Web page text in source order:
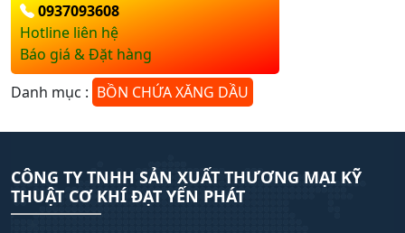
0937093608
Hotline liên hệ
Báo giá & Đặt hàng
Danh mục : BỒN CHỨA XĂNG DẦU
CÔNG TY TNHH SẢN XUẤT THƯƠNG MẠI KỸ
THUẬT CƠ KHÍ ĐẠT YẾN PHÁT